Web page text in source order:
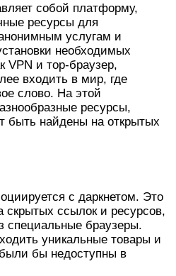
собой платформу,
ресурсы для
услугам и
необходимых
VPN и тор-браузер,
входить в мир, где
слово. На этой
ресурсы,
быть найдены на открытых
с даркнетом. Это
скрытых ссылок и ресурсов,
специальные браузеры.
уникальные товары и
бы недоступны в